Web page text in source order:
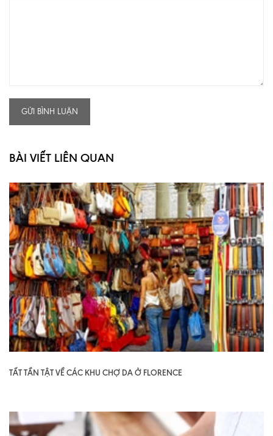
GỬI BÌNH LUẬN
BÀI VIẾT LIÊN QUAN
TẤT TẦN TẬT VỀ CÁC KHU CHỢ DA Ở FLORENCE